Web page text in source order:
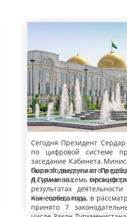
Заседание Кабинета
Туркменистана
Сегодня Президент
по цифровой системе
заседание Кабинета
были подведены итоги
в стране за семь месяцев
Первой выступила
Д.Гулманова,
результатах
нынешнего года.
Как сообщалось, в
принято 7